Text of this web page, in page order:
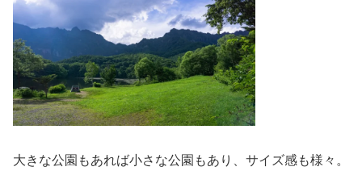
大きな公園もあれば小さな公園もあり、サイズ感も様々。